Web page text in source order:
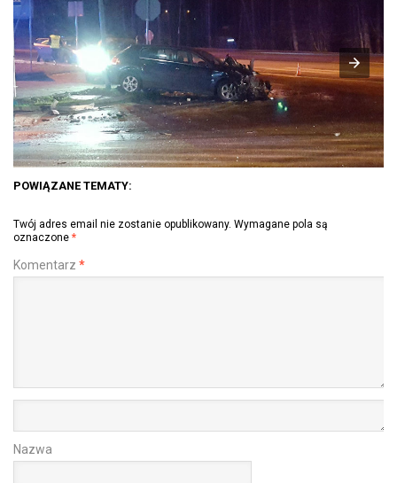
POWIĄZANE TEMATY:
Twój adres email nie zostanie opublikowany. Wymagane pola są
oznaczone *
Komentarz *
Nazwa